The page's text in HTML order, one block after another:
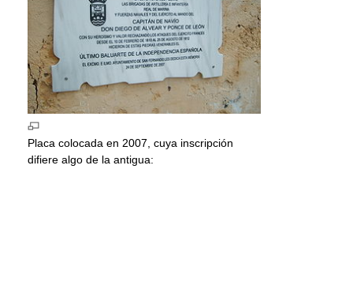
Placa colocada en 2007, cuya inscripción
difiere algo de la antigua: